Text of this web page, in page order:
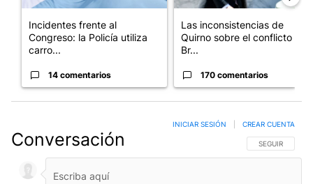
Incidentes frente al
Congreso: la Policía utiliza
carro...
14 comentarios
Las inconsistencias de
Quirno sobre el conflicto con
Br...
170 comentarios
Conversación SIGA ESTA
SEGUIR
INICIAR SESIÓN CREAR CUENTA